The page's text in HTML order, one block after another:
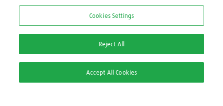
*Preços exibidos sem impostos
2ª via Nota Fiscal/Boleto:
Cookies Settings
Reject All
Accept All Cookies